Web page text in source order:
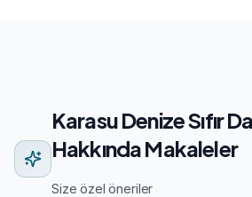
Karasu Denize Sıfır
Hakkında Makaleler
Size özel öneriler